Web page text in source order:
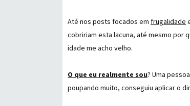
Até nos posts focados em frugalidade
cobririam esta lacuna, até mesmo por
idade me acho velho.
O que eu realmente sou? Uma
poupando muito, conseguiu aplicar o